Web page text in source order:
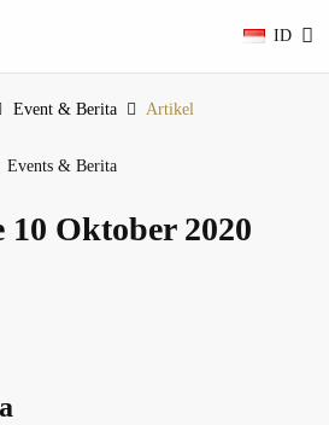
ID
Event & Berita Artikel
Events & Berita
10 Oktober 2020